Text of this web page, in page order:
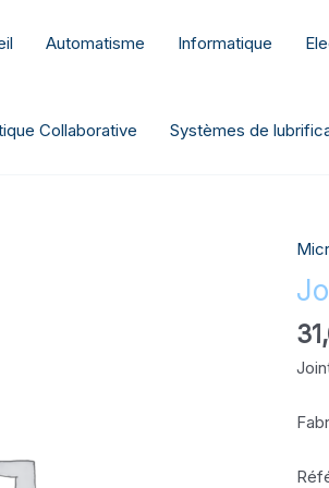
Automatisme Informatique
Collaborative Systèmes de
de
Joint
-